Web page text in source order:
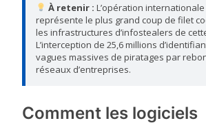
À retenir : L’opération
représente le plus grand coup de filet
les infrastructures d’infostealers de
L’interception de 25,6 millions
vagues massives de piratages par
réseaux d’entreprises.
Comment les logiciels